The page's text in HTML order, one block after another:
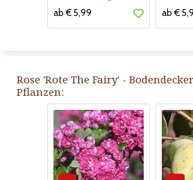
ab € 5,99
ab €
Rose 'Rote The Fairy' -
Pflanzen: